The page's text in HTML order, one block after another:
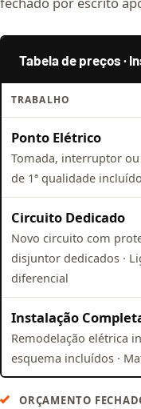
Tabela de preços ·
TRABALHO
Ponto Elétrico
Tomada, interruptor
de 1ª qualidade
Circuito Dedicado
Novo circuito com
disjuntor dedicados ·
diferencial
Instalação
Remodelação elétrica
esquema incluídos ·
ORÇAMENTO